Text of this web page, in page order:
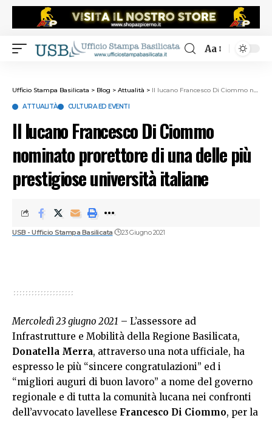
Aa
Ufficio Stampa Basilicata > Blog > Attualità > Il lucano Francesco Di Ciommo nominato prorettore di una delle più prestigiose università italiane
ATTUALITÀ CULTURA ED EVENTI
Il lucano Francesco Di Ciommo
nominato prorettore di una delle più
prestigiose università italiane
USB - Ufficio Stampa Basilicata 23 Giugno 2021
Mercoledì 23 giugno 2021 – L’assessore ad
Infrastrutture e Mobilità della Regione Basilicata,
Donatella Merra, attraverso una nota ufficiale, ha
espresso le più “sincere congratulazioni” ed i
“migliori auguri di buon lavoro” a nome del governo
regionale e di tutta la comunità lucana nei confronti
dell’avvocato lavellese Francesco Di Ciommo, per la